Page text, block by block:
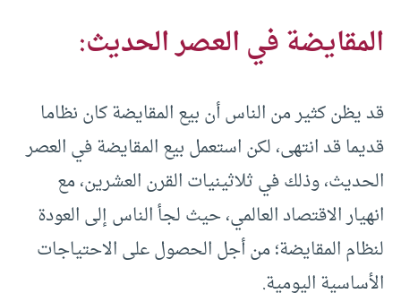
المقايضة في العصر الحديث:
قد يظن كثير من الناس أن بيع المقايضة كان نظاما
قديما قد انتهى، لكن استعمل بيع المقايضة في العصر
الحديث، وذلك في ثلاثينيات القرن العشرين، مع
انهيار الاقتصاد العالمي، حيث لجأ الناس إلى العودة
لنظام المقايضة؛ من أجل الحصول على الاحتياجات
الأساسية اليومية.